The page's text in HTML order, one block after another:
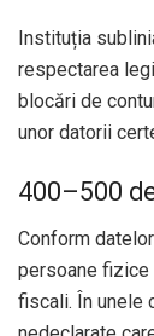
Instituția
respectarea
blocări de
unor datorii
400–500
Conform
persoane
fiscali. În unele